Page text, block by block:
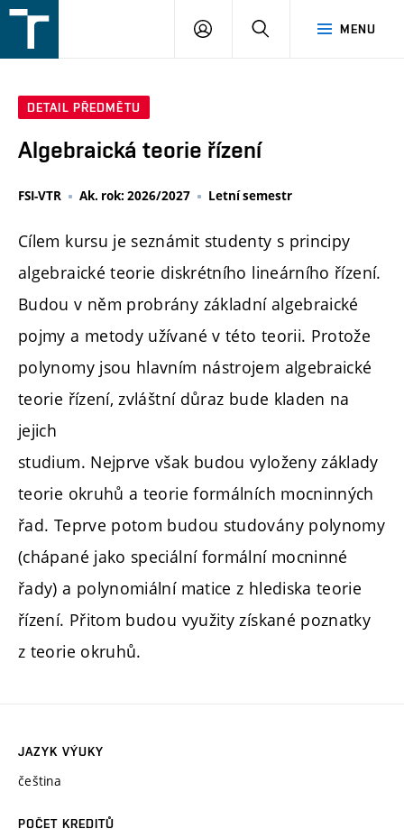
v
MENU
PŘIHLÁŠENÍ
DETAIL PŘEDMĚTU
Algebraická teorie řízení
FSI-VTR Ak. rok: 2026/2027 Letní semestr
Cílem kursu je seznámit studenty s principy
algebraické teorie diskrétního lineárního řízení.
Budou v něm probrány základní algebraické
pojmy a metody užívané v této teorii. Protože
polynomy jsou hlavním nástrojem algebraické
teorie řízení, zvláštní důraz bude kladen na
jejich
studium. Nejprve však budou vyloženy základy
teorie okruhů a teorie formálních mocninných
řad. Teprve potom budou studovány polynomy
(chápané jako speciální formální mocninné
řady) a polynomiální matice z hlediska teorie
řízení. Přitom budou využity získané poznatky
z teorie okruhů.
JAZYK VÝUKY
čeština
POČET KREDITŮ